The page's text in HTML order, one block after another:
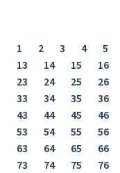
1 2 3 4 5
13
14 15 16
23
24 25 26
33
34 35 36
43
44 45 46
53
54 55 56
63
64 65 66
73
74 75 76